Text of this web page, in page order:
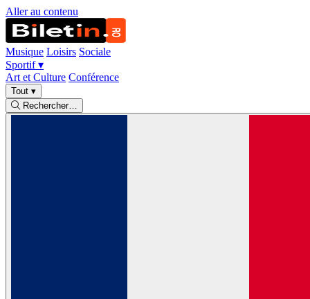
Aller au contenu
Musique Loisirs Sociale
Sportif▾
Art et Culture Conférence
Tout ▾
Rechercher…